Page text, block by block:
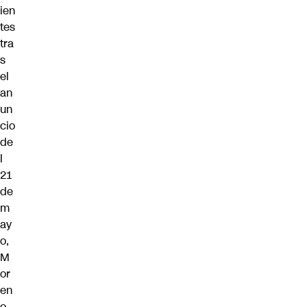
ien
tes
tra
s
el
an
un
cio
de
l
21
de
m
ay
o,
M
or
en